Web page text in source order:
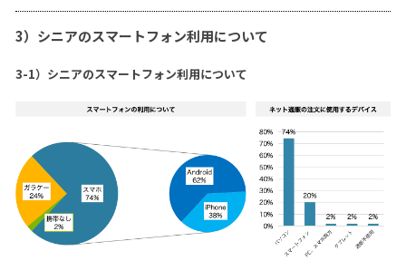
3）シニアのスマートフォン利用について
3-1）シニアのスマートフォン利用について